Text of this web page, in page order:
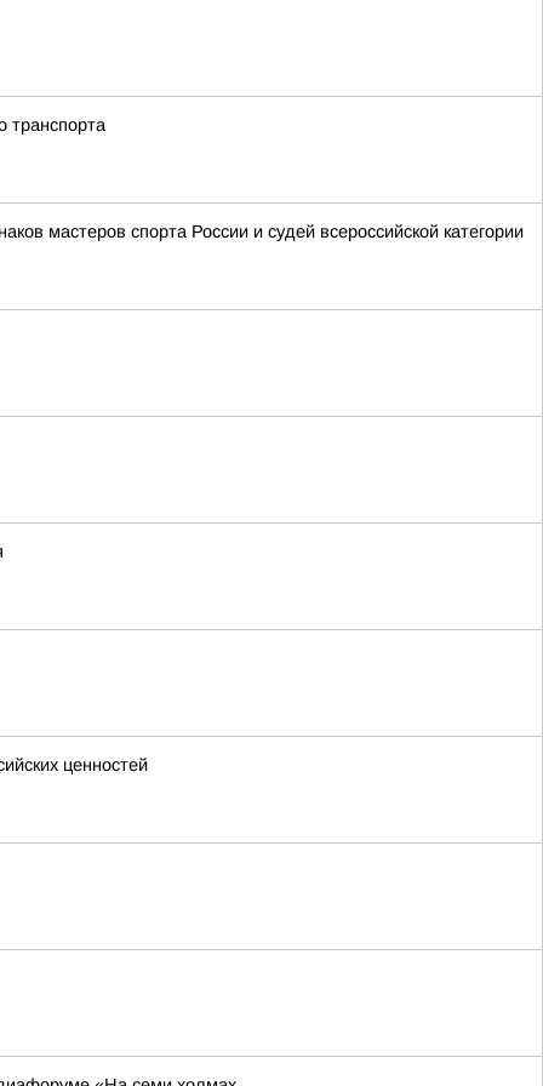
транспорта
мастеров спорта России и судей всероссийской категории
ценностей